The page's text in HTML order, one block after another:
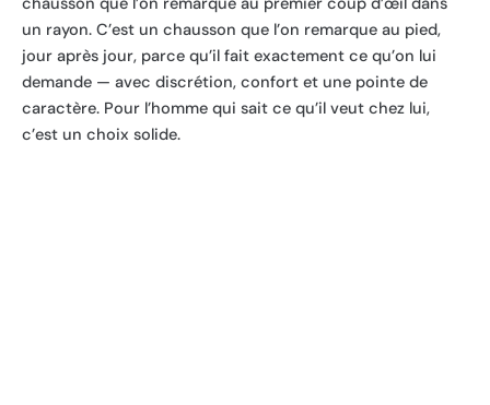
un rayon. C’est un chausson que l’on remarque au pied,
jour après jour, parce qu’il fait exactement ce qu’on lui
demande — avec discrétion, confort et une pointe de
caractère. Pour l’homme qui sait ce qu’il veut chez lui,
c’est un choix solide.